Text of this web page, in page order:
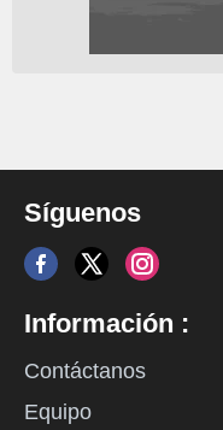
Síguenos
Información :
Contáctanos
Equipo